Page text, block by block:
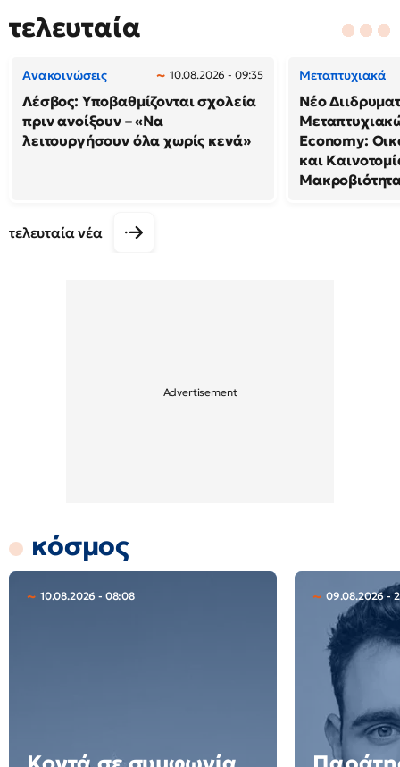
τελευταία
Ανακοινώσεις 10.08.2026 - 09:35
Λέσβος: Υποβαθμίζονται σχολεία
πριν ανοίξουν – «Να
λειτουργήσουν όλα χωρίς κενά»
Μεταπτυχιακά
Νέο
Economy:
και
τελευταία νέα
κόσμος
10.08.2026 - 08:08 09.08.2026 -